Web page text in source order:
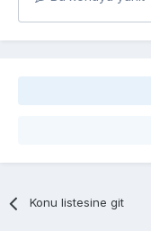
Konu listesine git